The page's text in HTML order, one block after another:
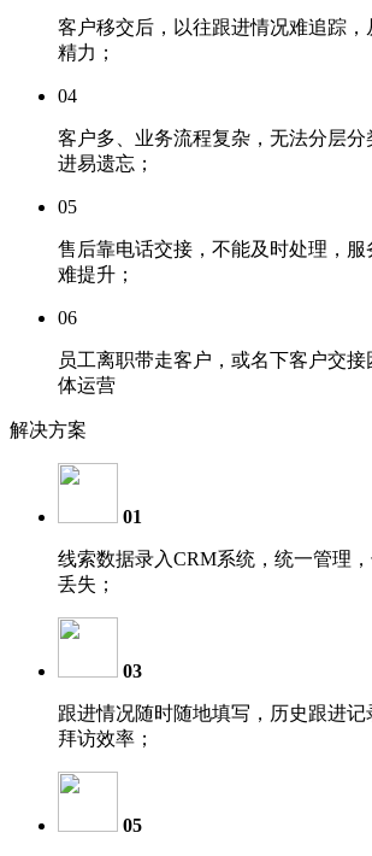
客户移交后，以往跟进情况难追踪，
精力；
04
客户多、业务流程复杂，无法分层分
进易遗忘；
05
售后靠电话交接，不能及时处理，
难提升；
06
员工离职带走客户，或名下客户交
体运营
解决方案
01
线索数据录入CRM系统，统一管理
丢失；
03
跟进情况随时随地填写，历史跟进
拜访效率；
05